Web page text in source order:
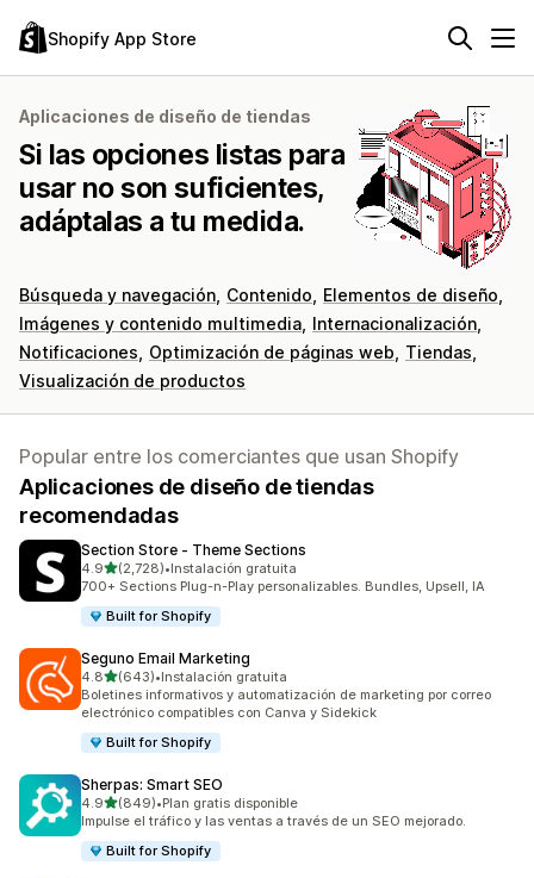
Shopify App Store
Aplicaciones de diseño de tiendas
Si las opciones listas para
usar no son suficientes,
adáptalas a tu medida.
Búsqueda y navegación Contenido
Elementos de diseño
Imágenes y contenido multimedia Internacionalización
Notificaciones
Optimización de páginas web
Tiendas
Visualización de productos
Popular entre los comerciantes que usan Shopify
Aplicaciones de diseño de tiendas
recomendadas
Section Store ‑ Theme Sections
4.9de 5 estrellas
(2,728)
2728 reseñas en total
•Instalación gratuita
700+ Sections Plug-n-Play personalizables. Bundles, Upsell, IA
Built for Shopify
Seguno Email Marketing
4.8de 5 estrellas
(643)
643 reseñas en total
•Instalación gratuita
Boletines informativos y automatización de marketing por correo
electrónico compatibles con Canva y Sidekick
Built for Shopify
Sherpas: Smart SEO
4.9de 5 estrellas
(849)
849 reseñas en total
•Plan gratis disponible
Impulse el tráfico y las ventas a través de un SEO mejorado.
Built for Shopify